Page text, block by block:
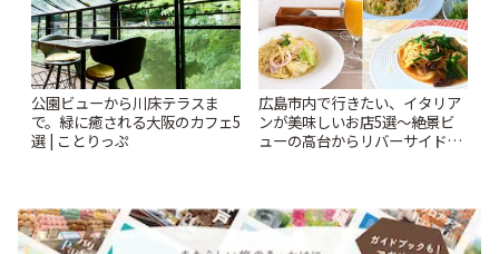
公園ビューから川床テラスま
で。緑に癒される大阪のカフェ5
選 | ことりっぷ
広島市内で行きたい、イタリア
ンが美味しいお店5選〜絶景ビ
ューの高台からリバーサイドま